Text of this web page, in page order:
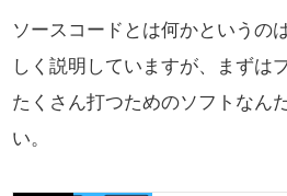
ソースコードとは何かというの
しく説明していますが、
まずは
たくさん打つためのソフトなん
い。